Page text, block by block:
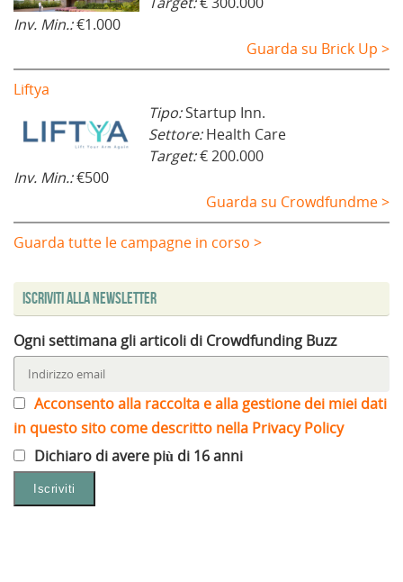
Inv. Min.:€1.000
Guarda su Brick Up >
Liftya
Tipo:Startup Inn.
Settore:Health Care
Target:€ 200.000
Inv. Min.:€500
Guarda su Crowdfundme >
Guarda tutte le campagne in corso >
Iscriviti alla Newsletter
Ogni settimana gli articoli di Crowdfunding Buzz
Acconsento alla raccolta e alla gestione dei miei dati
in questo sito come descritto nella Privacy Policy
Dichiaro di avere più di 16 anni